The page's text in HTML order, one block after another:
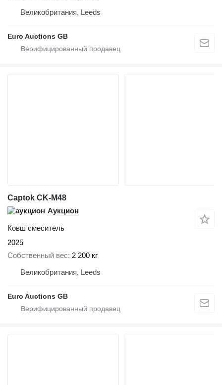
Великобритания, Leeds
Euro Auctions GB
Captok CK-M48
Аукцион
Ковш смеситель
2025
Собственный вес 2 200 кг
Великобритания, Leeds
Euro Auctions GB